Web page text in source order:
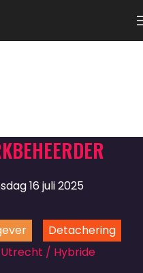
16 juli 2025
Detachering
Utrecht / Hybride